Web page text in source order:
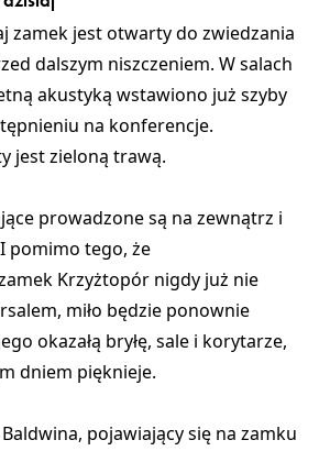
zamek jest otwarty do zwiedzania
dalszym niszczeniem. W salach
akustyką wstawiono już szyby
na konferencje.
jest zieloną trawą.
prowadzone są na zewnątrz i
pomimo tego, że
Krzyżtopór nigdy już nie
miło będzie ponownie
okazałą bryłę, sale i korytarze,
dniem pięknieje.
pojawiający się na zamku